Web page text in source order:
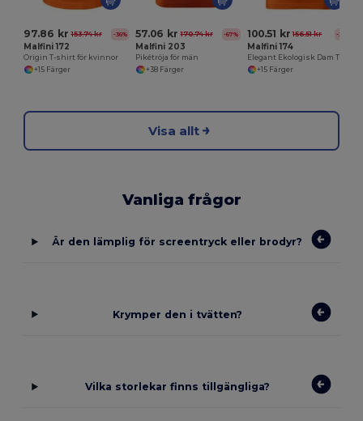
97.86 kr 153.74 kr -36%
Malfini 172
Origin T-shirt för kvinnor
+15 Färger
57.06 kr 170.74 kr -67%
Malfini 203
Pikétröja för män
+38 Färger
100.51 kr 156.51 kr -36%
Malfini 174
+15 Färger
Visa allt
Vanliga frågor
Är den lämplig för screentryck eller brodyr?
Krymper den i tvätten?
Vilka storlekar finns tillgängliga?